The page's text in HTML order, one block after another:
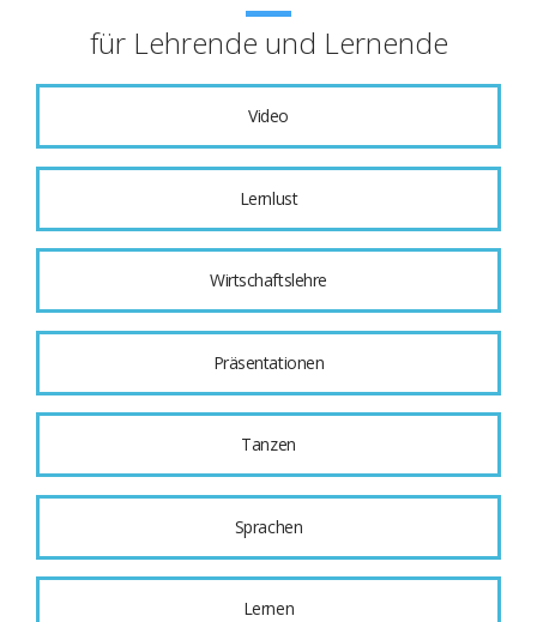
für Lehrende und Lernende
Video
Lernlust
Wirtschaftslehre
Präsentationen
Tanzen
Sprachen
Lernen